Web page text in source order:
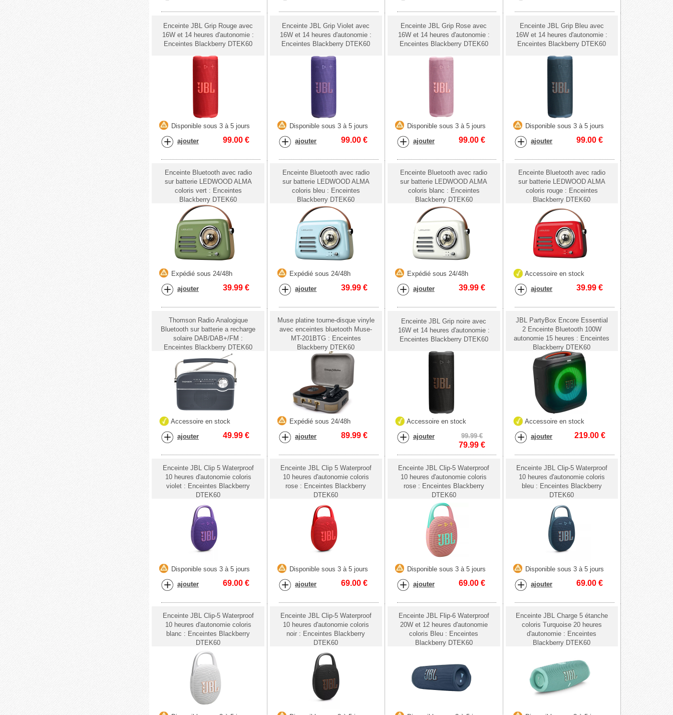
Enceinte JBL Grip Rouge avec
16W et 14 heures d'autonomie :
Enceintes Blackberry DTEK60
Disponible sous 3 à 5 jours
ajouter 99.00 €
Enceinte JBL Grip Violet avec
16W et 14 heures d'autonomie :
Enceintes Blackberry DTEK60
Disponible sous 3 à 5 jours
ajouter 99.00€
Enceinte JBL Grip Rose avec
16W et 14 heures d'autonomie :
Enceintes Blackberry DTEK60
Disponible sous 3 à 5 jours
ajouter 99.00€
Enceinte JBL Grip Bleu avec
16W et 14 heures d'autonomie :
Enceintes Blackberry DTEK60
Disponible sous 3 à 5 jours
ajouter 99.00 €
Enceinte Bluetooth avec radio
sur batterie LEDWOOD ALMA
coloris vert : Enceintes
Blackberry DTEK60
Expédié sous 24/48h
ajouter 39.99 €
Enceinte Bluetooth avec radio
sur batterie LEDWOOD ALMA
coloris bleu : Enceintes
Blackberry DTEK60
Expédié sous 24/48h
ajouter 39.99€
Enceinte Bluetooth avec radio
sur batterie LEDWOOD ALMA
coloris blanc : Enceintes
Blackberry DTEK60
Expédié sous 24/48h
ajouter 39.99€
Enceinte Bluetooth avec radio
sur batterie LEDWOOD ALMA
coloris rouge : Enceintes
Blackberry DTEK60
Accessoire en stock
ajouter 39.99 €
Thomson Radio Analogique
Bluetooth sur batterie a recharge
solaire DAB/DAB+/FM :
Enceintes Blackberry DTEK60
Accessoire en stock
ajouter 49.99 €
Muse platine tourne-disque vinyle
avec enceintes bluetooth Muse-
MT-201BTG : Enceintes
Blackberry DTEK60
Expédié sous 24/48h
ajouter 89.99€
Enceinte JBL Grip noire avec
16W et 14 heures d'autonomie :
Enceintes Blackberry DTEK60
Accessoire en stock
ajouter 99.99 €
79.99€
JBL PartyBox Encore Essential
2 Enceinte Bluetooth 100W
autonomie 15 heures : Enceintes
Blackberry DTEK60
Accessoire en stock
ajouter 219.00€
Enceinte JBL Clip 5 Waterproof
10 heures d'autonomie coloris
violet : Enceintes Blackberry
DTEK60
Disponible sous 3 à 5 jours
ajouter 69.00 €
Enceinte JBL Clip 5 Waterproof
10 heures d'autonomie coloris
rose : Enceintes Blackberry
DTEK60
Disponible sous 3 à 5 jours
ajouter 69.00€
Enceinte JBL Clip-5 Waterproof
10 heures d'autonomie coloris
rose : Enceintes Blackberry
DTEK60
Disponible sous 3 à 5 jours
ajouter 69.00€
Enceinte JBL Clip-5 Waterproof
10 heures d'autonomie coloris
bleu : Enceintes Blackberry
DTEK60
Disponible sous 3 à 5 jours
ajouter 69.00 €
Enceinte JBL Clip-5 Waterproof
10 heures d'autonomie coloris
blanc : Enceintes Blackberry
DTEK60
Enceinte JBL Clip-5 Waterproof
10 heures d'autonomie coloris
noir : Enceintes Blackberry
DTEK60
Enceinte JBL Flip-6 Waterproof
20W et 12 heures d'autonomie
coloris Bleu : Enceintes
Blackberry DTEK60
Enceinte JBL Charge 5 étanche
coloris Turquoise 20 heures
d'autonomie : Enceintes
Blackberry DTEK60